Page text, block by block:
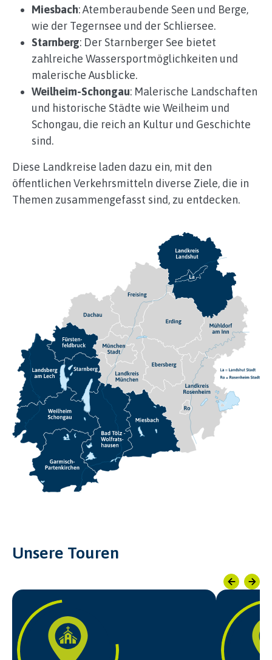
Miesbach: Atemberaubende Seen und Berge,
wie der Tegernsee und der Schliersee.
Starnberg: Der Starnberger See bietet
zahlreiche Wassersportmöglichkeiten und
malerische Ausblicke.
Weilheim-Schongau: Malerische Landschaften
und historische Städte wie Weilheim und
Schongau, die reich an Kultur und Geschichte
sind.
Diese Landkreise laden dazu ein, mit den
öffentlichen Verkehrsmitteln diverse Ziele, die in
Themen zusammengefasst sind, zu entdecken.
Unsere Touren